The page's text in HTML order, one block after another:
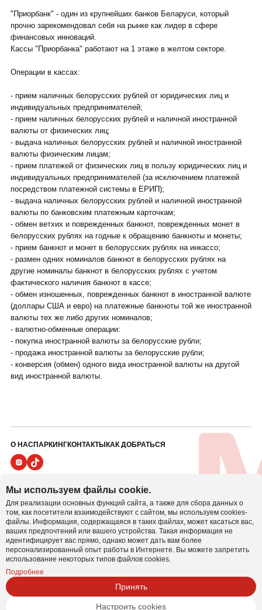
"Приорбанк" - один из крупнейших банков Беларуси, который
прочно зарекомендовал себя на рынке как лидер в сфере
финансовых инноваций.
Кассы "Приорбанка" работают на 1 этаже в желтом секторе.
Операции в кассах:
- прием наличных белорусских рублей от юридических лиц и
индивидуальных предпринимателей;
- прием наличных белорусских рублей и наличной иностранной
валюты от физических лиц;
- выдача наличных белорусских рублей и наличной иностранной
валюты физическим лицам;
- прием платежей от физических лиц в пользу юридических лиц и
индивидуальных предпринимателей (за исключением платежей
посредством платежной системы в ЕРИП);
- выдача наличных белорусских рублей и наличной иностранной
валюты по банковским платежным карточкам;
- обмен ветхих и поврежденных банкнот, поврежденных монет в
белорусских рублях на годные к обращению банкноты и монеты;
- прием банкнот и монет в белорусских рублях на инкассо;
- размен одних номиналов банкнот в белорусских рублях на
другие номиналы банкнот в белорусских рублях с учетом
фактического наличия банкнот в кассе;
- обмен изношенных, поврежденных банкнот в иностранной валюте
(доллары США и евро) на платежные банкноты той же иностранной
валюты тех же либо других номиналов;
- валютно-обменные операции:
- покупка иностранной валюты за белорусские рубли;
- продажа иностранной валюты за белорусские рубли;
- конверсия (обмен) одного вида иностранной валюты на другой
вид иностранной валюты.
О НАСПАРКИНГКОНТАКТЫ КАК ДОБРАТЬСЯ
ПОЛИТИКА В ОТНОШЕНИИ ОБРАБОТКИ ПЕРСОНАЛЬНЫХ ДАННЫХ
Настроить cookie
ПОЛИТИКА COOKIE
Иностранное унитарное предприятие
«БелВиллесден» УНП 800001064
Юридический адрес: 220024, г. Минск, пер. Асаналиева, 3
Тел/факс: 207-50 - 45
Банковские реквизиты: БИК PJCBBY2X р/с
BY18PJCB30120003551000000933 «Приорбанк» ОАО, ЦБУ100, г.
Мы используем файлы cookie.
Для реализации основных функций сайта, а также для сбора данных о
том, как посетители взаимодействуют с сайтом, мы используем cookies-
файлы. Информация, содержащаяся в таких файлах, может касаться вас,
ваших предпочтений или вашего устройства. Такая информация не
идентифицирует вас прямо, однако может дать вам более
персонализированный опыт работы в Интернете. Вы можете запретить
использование некоторых типов файлов cookies.
Подробнее
Принять
Настроить cookies